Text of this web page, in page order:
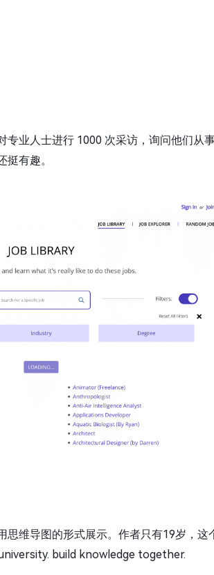
业人士进行 1000 次采访，询问他们从
有趣。
维导图的形式展示。作者只有19岁，这
build knowledge together.